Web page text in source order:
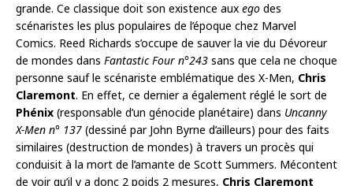
grande. Ce classique doit son existence aux ego des
scénaristes les plus populaires de l’époque chez Marvel
Comics. Reed Richards s’occupe de sauver la vie du Dévoreur
de mondes dans Fantastic Four n°243 sans que cela ne choque
personne sauf le scénariste emblématique des X-Men, Chris
Claremont. En effet, ce dernier a également réglé le sort de
Phénix (responsable d’un génocide planétaire) dans Uncanny
X-Men n° 137 (dessiné par John Byrne d’ailleurs) pour des faits
similaires (destruction de mondes) à travers un procès qui
conduisit à la mort de l’amante de Scott Summers. Mécontent
de voir qu’il y a donc 2 poids 2 mesures, Chris Claremont